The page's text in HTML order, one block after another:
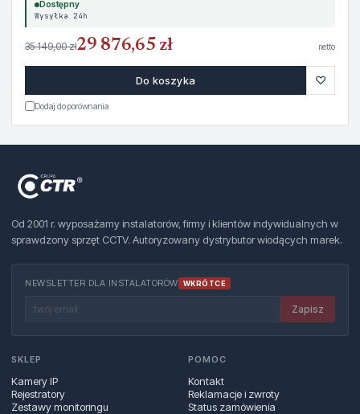
Dostępny
Wysyłka 24h
35 149,00 zł29 876,65 zł netto
Do koszyka ♡
Dodaj do porównania
Od 2001 r. wyposażamy instalatorów, firmy i klientów indywidualnych w
sprawdzony sprzęt CCTV. Autoryzowany dystrybutor wiodących marek.
NEWSLETTER DLA INSTALATORÓW WKRÓTCE
Zapisz
SKLEP
Kamery IP
Rejestratory
Zestawy monitoringu
POMOC
Kontakt
Reklamacje i zwroty
Status zamówienia